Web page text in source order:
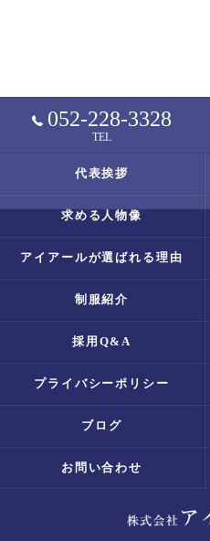
052-228-3328
TEL
代表挨拶
求める人物像
アイアールが選ばれる理由
制服紹介
採用Q&A
プライバシーポリシー
ブログ
お問い合わせ